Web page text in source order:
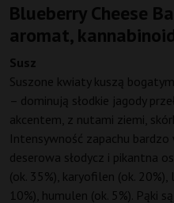
Blueberry Cheese
aromat,
Susz
Suszone kwiaty kuszą
– dominują słodkie jagody
akcentem, z nutami ziemi,
Intensywność zapachu bardzo
deserowa słodycz i pikantna
(ok. 35%), karyofilen (ok. 20%),
10%), humulen (ok. 5%). Pąki